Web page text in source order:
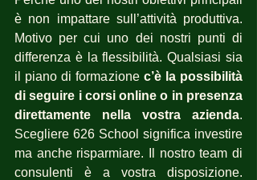
è non impattare sull’attività produttiva.
Motivo per cui uno dei nostri punti di
differenza è la flessibilità. Qualsiasi sia
il piano di formazione c’è la possibilità
di seguire i corsi online o in presenza
direttamente nella vostra azienda.
Scegliere 626 School significa investire
ma anche risparmiare. Il nostro team di
consulenti è a vostra disposizione.